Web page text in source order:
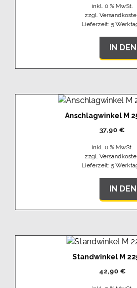
inkl. 0 % MwSt.
zzgl.
Lieferzeit: 5
IN
Anschlagwinkel M
37,90 €
inkl. 0 % MwSt.
zzgl.
Lieferzeit: 5
IN
Standwinkel M
42,90 €